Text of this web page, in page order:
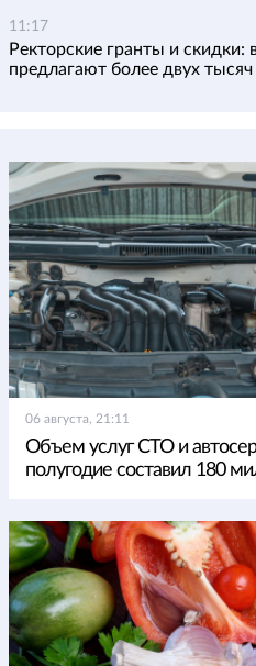
11:17
Ректорские гранты и скидки:
предлагают более двух
06 августа, 21:11
Объем услуг СТО и
полугодие составил 180